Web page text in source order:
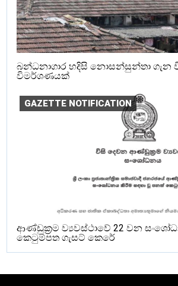
බන්ධනාගාර හදිසි නොසන්සුන්තා ගැන
විමර්ශණයක්
GAZETTE NOTIFICATION
ආණ්ඩුක්‍රම ව්‍යවස්ථාවේ 22 වන
කෙටුම්පත ගැසට් කෙරේ